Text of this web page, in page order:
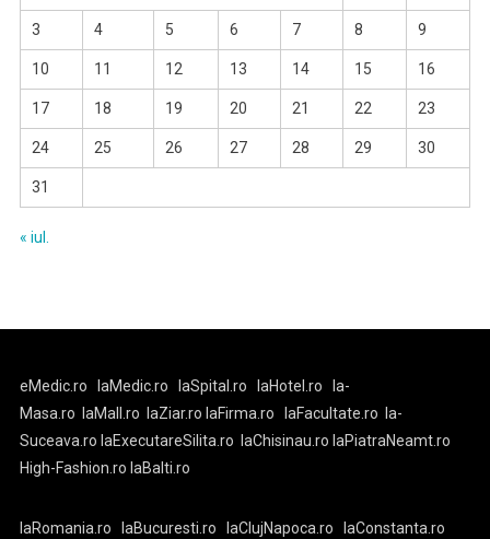
3 4 5 6 7 8 9
10 11 12 13 14 15 16
17 18 19 20 21 22 23
24 25 26 27 28 29 30
31
« iul.
eMedic.ro laMedic.ro laSpital.ro laHotel.ro
la-
Masa.ro
laMall.ro laZiar.ro laFirma.ro laFacultate.ro
la-
Suceava.ro laExecutareSilita.ro laChisinau.ro laPiatraNeamt.ro
High-Fashion.ro laBalti.ro
laRomania.ro laBucuresti.ro laClujNapoca.ro
laConstanta.ro